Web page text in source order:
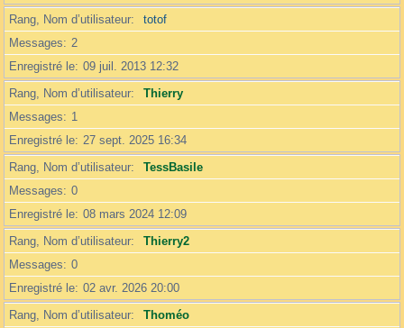
Rang, Nom d’utilisateur
totof
Messages
2
Enregistré le 09 juil. 2013 12:32
Rang, Nom d’utilisateur
Thierry
Messages
1
Enregistré le 27 sept. 2025 16:34
Rang, Nom d’utilisateur
TessBasile
Messages
0
Enregistré le 08 mars 2024 12:09
Rang, Nom d’utilisateur
Thierry2
Messages
0
Enregistré le 02 avr. 2026 20:00
Rang, Nom d’utilisateur
Thoméo